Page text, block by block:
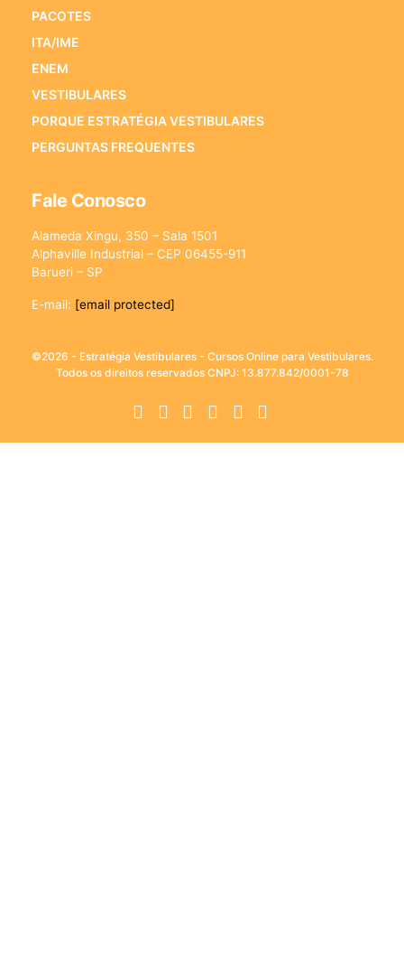
PACOTES
ITA/IME
ENEM
VESTIBULARES
PORQUE ESTRATÉGIA VESTIBULARES
PERGUNTAS FREQUENTES
Fale Conosco
Alameda Xingu, 350 – Sala 1501
Alphaville Industrial – CEP 06455-911
Barueri – SP
E-mail: [email protected]
©2026 - Estratégia Vestibulares - Cursos Online para Vestibulares.
Todos os direitos reservados CNPJ: 13.877.842/0001-78